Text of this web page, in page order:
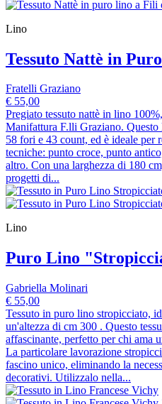
Lino
Tessuto Nattè in
Fratelli Graziano
€ 55,00
Pregiato tessuto nattè in lino
Manifattura F.lli Graziano.
58 fori e 43 count, ed è ideale per
tecniche: punto croce, punto
altro. Con una larghezza di 180
progetti di...
Lino
Puro Lino
Gabriella Molinari
€ 55,00
Tessuto in puro lino stropicciato,
un'altezza di cm 300 . Questo
affascinante, perfetto per chi ama
La particolare lavorazione
fascino unico, eliminando la
decorativi. Utilizzalo nella...